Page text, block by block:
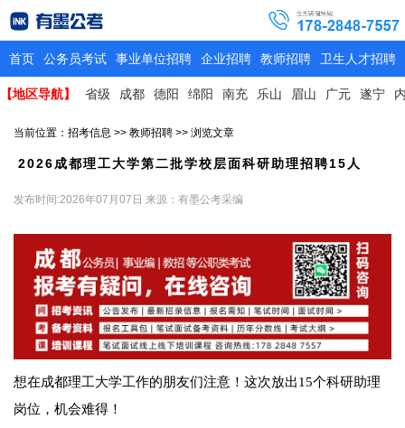
首页 公务员考试 事业单位招聘 企业招聘 教师招聘 卫生人才招聘
【地区导航】 省级 成都 德阳 绵阳 南充 乐山 眉山 广元 遂宁
当前位置： 招考信息 >> 教师招聘 >> 浏览文章
2026成都理工大学第二批学校层面科研助理招聘15人
发布时间:2026年07月07日 来源：有墨公考采编
想在成都理工大学工作的朋友们注意！这次放出15个科研助理
岗位，机会难得！